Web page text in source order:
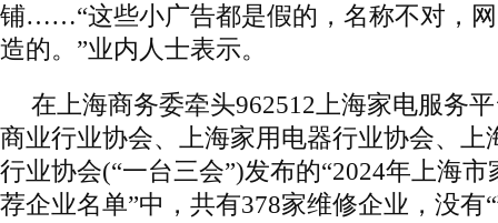
铺……“这些小广告都是假的，名称不对，
造的。”业内人士表示。
在上海商务委牵头962512上海家电服务
商业行业协会、上海家用电器行业协会、上
行业协会(“一台三会”)发布的“2024年上海
荐企业名单”中，共有378家维修企业，没有